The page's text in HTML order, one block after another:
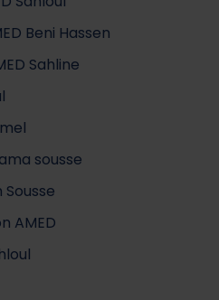
Beni Hassen
Sahline
sousse
Sousse
AMED